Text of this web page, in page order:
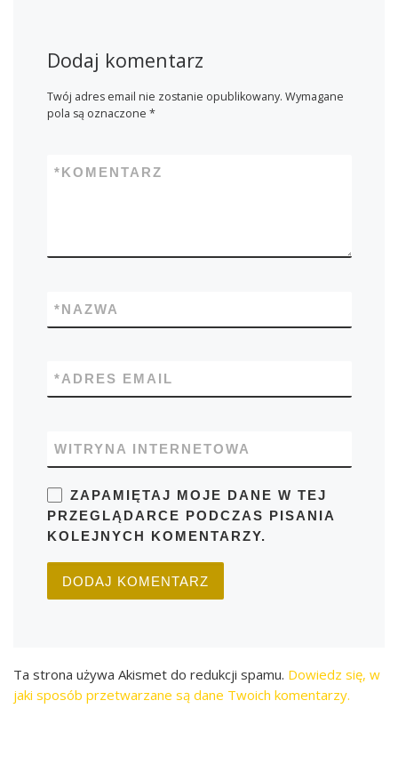
Dodaj komentarz
Twój adres email nie zostanie opublikowany. Wymagane
pola są oznaczone *
KOMENTARZ
*
NAZWA
*
ADRES EMAIL
*
WITRYNA INTERNETOWA
ZAPAMIĘTAJ MOJE DANE W TEJ
PRZEGLĄDARCE PODCZAS PISANIA
KOLEJNYCH KOMENTARZY.
Ta strona używa Akismet do redukcji spamu. Dowiedz się, w
jaki sposób przetwarzane są dane Twoich komentarzy.